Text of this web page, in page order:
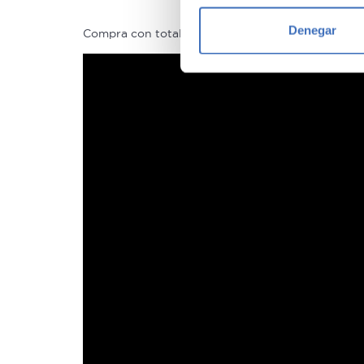
Obtenga más información
Denegar
Compra con total tranquilidad, sólo 1 de cada 4